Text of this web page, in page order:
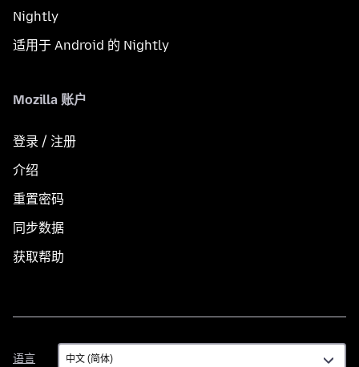
Nightly
适用于 Android 的 Nightly
Mozilla 账户
登录 / 注册
介绍
重置密码
同步数据
获取帮助
语言
语
言